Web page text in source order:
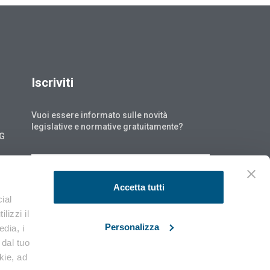
il
i
tuo
ad
Accetta tutti
Personalizza
Iscriviti
Vuoi essere informato sulle novità
legislative e normative gratuitamente?
ISCRIVITI